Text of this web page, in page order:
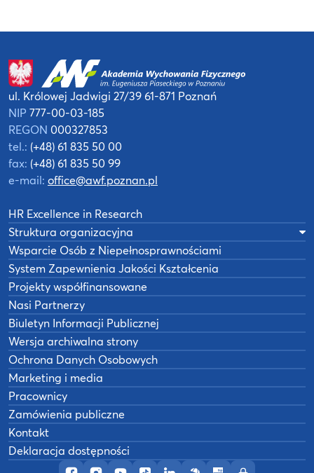
ul. Królowej Jadwigi 27/3961-871 Poznań
NIP 777-00-03-185
REGON 000327853
tel.: (+48) 61 835 50 00
fax: (+48) 61 835 50 99
e-mail: office@awf.poznan.pl
HR Excellence in Research
Struktura organizacyjna
Wsparcie Osób z Niepełnosprawnościami
System Zapewnienia Jakości Kształcenia
Projekty współfinansowane
Nasi Partnerzy
Biuletyn Informacji Publicznej
Wersja archiwalna strony
Ochrona Danych Osobowych
Marketing i media
Pracownicy
Zamówienia publiczne
Kontakt
Deklaracja dostępności